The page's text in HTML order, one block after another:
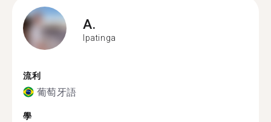
A.
Ipatinga
流利
葡萄牙語
學